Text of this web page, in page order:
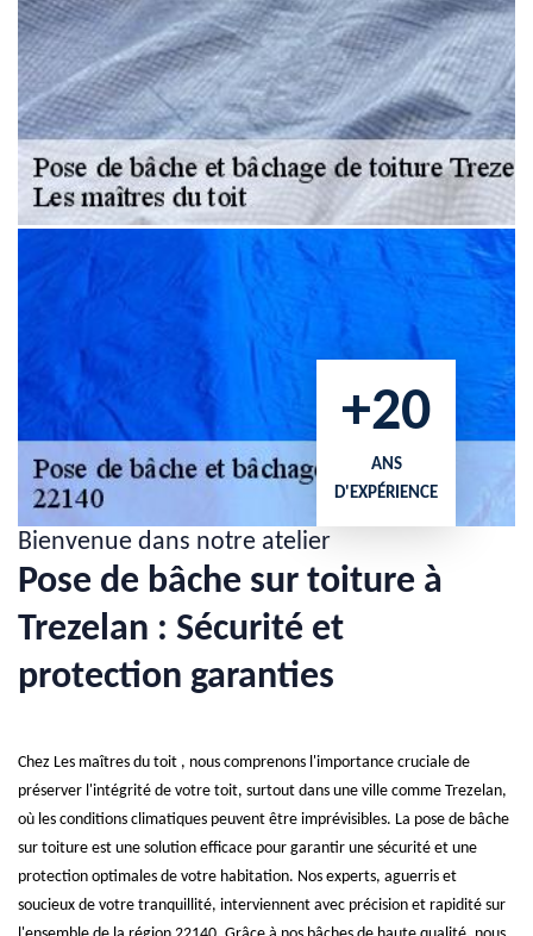
+20
ANS
D'EXPÉRIENCE
Bienvenue dans notre atelier
Pose de bâche sur toiture à
Trezelan : Sécurité et
protection garanties
Chez Les maîtres du toit , nous comprenons l'importance cruciale de
préserver l'intégrité de votre toit, surtout dans une ville comme Trezelan,
où les conditions climatiques peuvent être imprévisibles. La pose de bâche
sur toiture est une solution efficace pour garantir une sécurité et une
protection optimales de votre habitation. Nos experts, aguerris et
soucieux de votre tranquillité, interviennent avec précision et rapidité sur